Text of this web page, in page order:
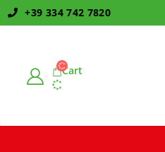
+39 334 742 7820
Cart